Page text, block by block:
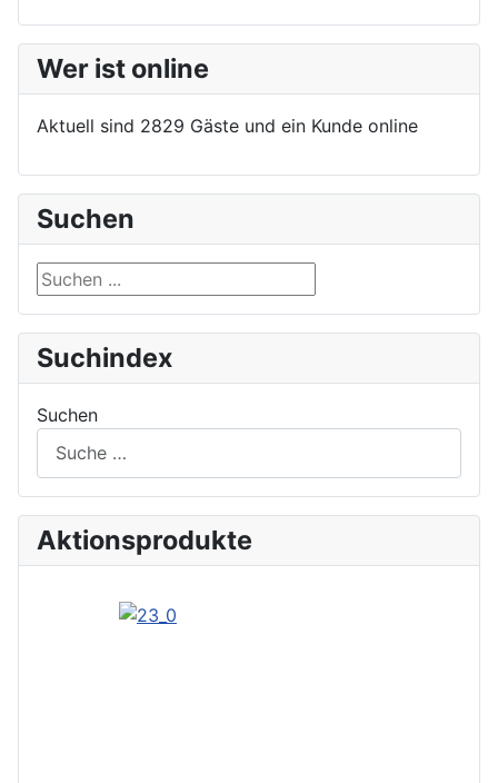
Wer ist online
Aktuell sind 2829 Gäste und ein Kunde online
Suchen
Suchen ...
Suchindex
Suchen
Aktionsprodukte